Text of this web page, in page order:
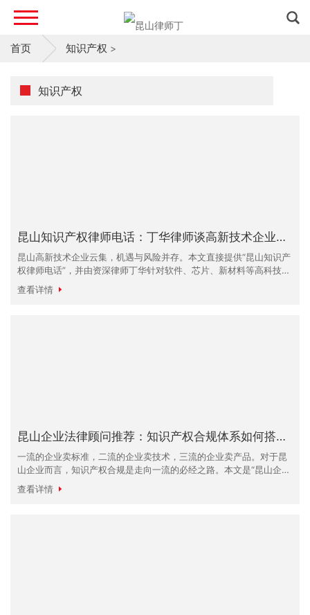
首页 >
知识产权
知识产权
昆山知识产权律师电话：丁华律师谈高新技术企业风险防控
昆山高新技术企业云集，机遇与风险并存。本文直接提供“昆山知识产
权律师电话”，并由资深律师丁华针对软件、芯片、新材料等高科技行
业的特殊风险，提供防控建议。一键联系，获取您的法律安全卫士。
查看详情
昆山企业法律顾问推荐：知识产权合规体系如何搭建？
一流的企业卖标准，二流的企业卖技术，三流的企业卖产品。对于昆
山企业而言，知识产权合规是走向一流的必经之路。本文是“昆山企业
法律顾问推荐”专题，由丁华律师详解如何搭建无懈可击的IP合规体
系，防患于未然。
查看详情